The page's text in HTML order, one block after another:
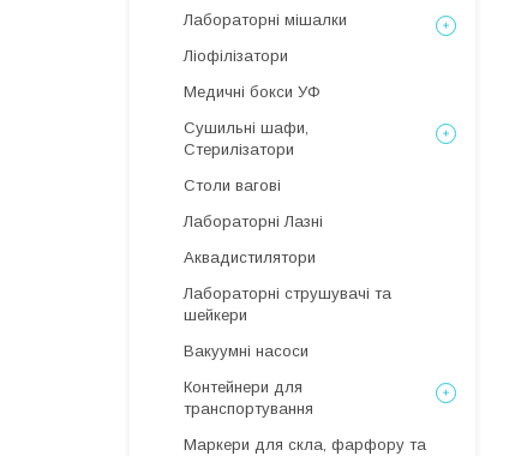
Лабораторні мішалки
Ліофілізатори
Медичні бокси УФ
Сушильні шафи,
Стерилізатори
Столи вагові
Лабораторні Лазні
Аквадистилятори
Лабораторні струшувачі та
шейкери
Вакуумні насоси
Контейнери для
транспортування
Маркери для скла, фарфору та